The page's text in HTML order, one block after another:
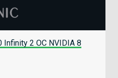
Infinity 2 OC NVIDIA 8